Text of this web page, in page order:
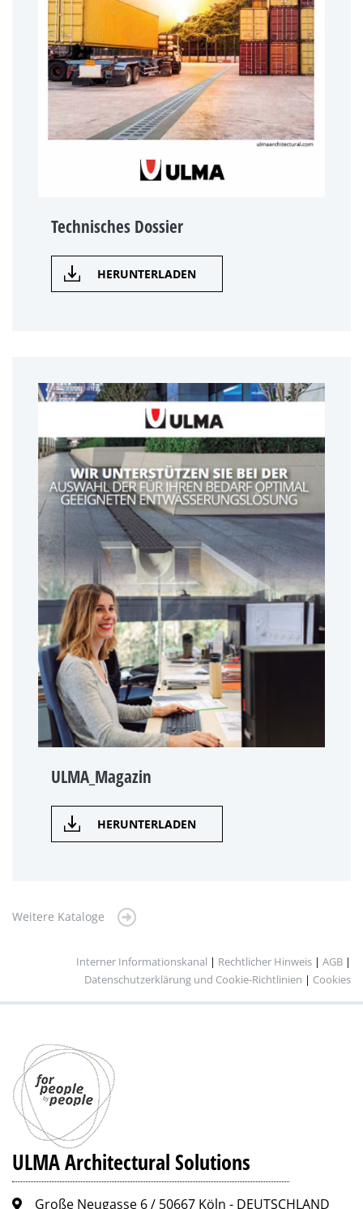
Technisches Dossier
HERUNTERLADEN
ULMA_Magazin
HERUNTERLADEN
Weitere Kataloge
Interner Informationskanal | Rechtlicher Hinweis | AGB |
Datenschutzerklärung und Cookie-Richtlinien | Cookies
ULMA Architectural Solutions
Große Neugasse 6 / 50667 Köln - DEUTSCHLAND